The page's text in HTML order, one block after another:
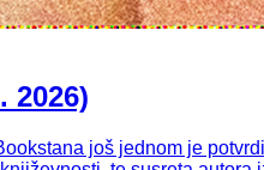
2026)
još jednom je